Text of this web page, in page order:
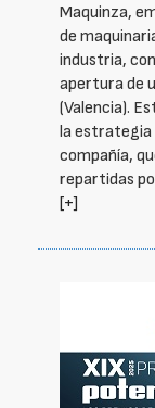
Maquinza,
de
industria,
apertura de
(Valencia).
la estrategia
compañía,
repartidas
[+]